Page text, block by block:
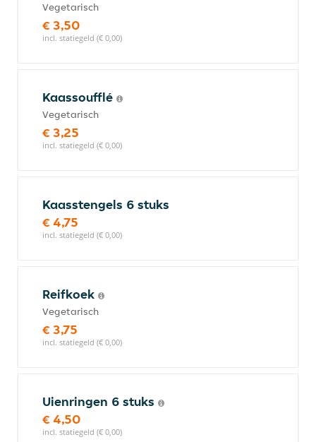
Vegetarisch
€ 3,50
incl. statiegeld (€ 0,00)
Kaassoufflé
Vegetarisch
€ 3,25
incl. statiegeld (€ 0,00)
Kaasstengels 6 stuks
€ 4,75
incl. statiegeld (€ 0,00)
Reifkoek
Vegetarisch
€ 3,75
incl. statiegeld (€ 0,00)
Uienringen 6 stuks
€ 4,50
incl. statiegeld (€ 0,00)